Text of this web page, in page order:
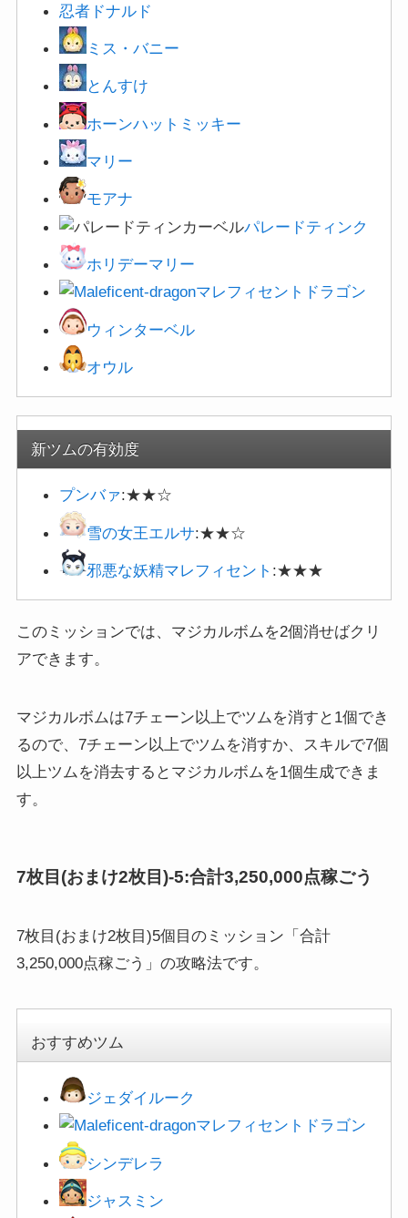
忍者ドナルド
ミス・バニー
とんすけ
ホーンハットミッキー
マリー
モアナ
パレードティンク
ホリデーマリー
マレフィセントドラゴン
ウィンターベル
オウル
新ツムの有効度
プンバァ:★★☆
雪の女王エルサ:★★☆
邪悪な妖精マレフィセント :★★★
このミッションでは、マジカルボムを2個消せばクリ
アできます。
マジカルボムは7チェーン以上でツムを消すと1個でき
るので、7チェーン以上でツムを消すか、スキルで7個
以上ツムを消去するとマジカルボムを1個生成できま
す。
7枚目(おまけ2枚目)-5:合計3,250,000点稼ごう
7枚目(おまけ2枚目)5個目のミッション「合計
3,250,000点稼ごう」の攻略法です。
おすすめツム
ジェダイルーク
マレフィセントドラゴン
シンデレラ
ジャスミン